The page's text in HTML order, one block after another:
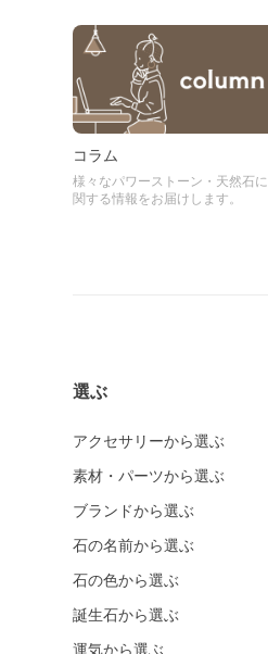
コラム
様々なパワーストーン・天然石に
関する情報をお届けします。
選ぶ
アクセサリーから選ぶ
素材・パーツから選ぶ
ブランドから選ぶ
石の名前から選ぶ
石の色から選ぶ
誕生石から選ぶ
運気から選ぶ